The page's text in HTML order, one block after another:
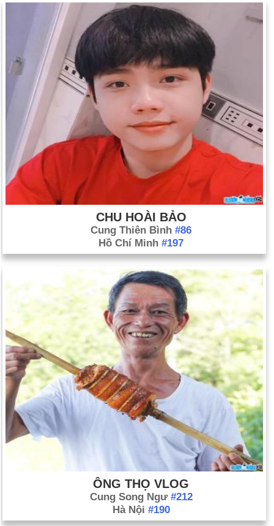
CHU HOÀI BẢO
Cung Thiên Bình #86
Hồ Chí Minh #197
ÔNG THỌ VLOG
Cung Song Ngư #212
Hà Nội #190